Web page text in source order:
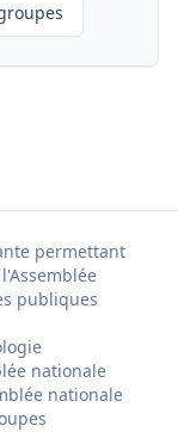
permettant
publiques
nationale
nationale